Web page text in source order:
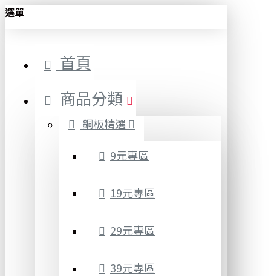
選單
首頁
商品分類
銅板精選
9元專區
19元專區
29元專區
39元專區